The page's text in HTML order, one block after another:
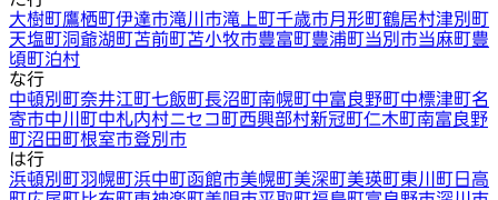
大樹町鷹栖町伊達市滝川市滝上町千歳市月形町鶴居村津別町
天塩町洞爺湖町苫前町苫小牧市豊富町豊浦町当別市当麻町豊
頃町泊村
な行
中頓別町奈井江町七飯町長沼町南幌町中富良野町中標津町名
寄市中川町中札内村ニセコ町西興部村新冠町仁木町南富良野
町沼田町根室市登別市
は行
浜頓別町羽幌町浜中町函館市美幌町美深町美瑛町東川町日高